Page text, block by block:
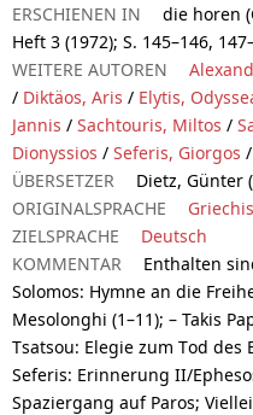
ERSCHIENEN IN
die horen
Heft 3 (1972); S. 145–146,
WEITERE AUTOREN
/ Diktäos, Aris / Elytis,
Jannis / Sachtouris, Miltos /
Dionyssios / Seferis, Giorgos /
ÜBERSETZER
Dietz, Günter (
ORIGINALSPRACHE
ZIELSPRACHE
Deutsch
KOMMENTAR
Enthalten
Solomos: Hymne an die
Mesolonghi (1–11); – Takis
Tsatsou: Elegie zum Tod des
Seferis: Erinnerung II/
Spaziergang auf Paros;